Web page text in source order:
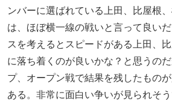
ンバーに選ばれている上田、比屋根
は、ほぼ横一線の戦いと言って良い
スを考えるとスピードがある上田、
に落ち着くのが良いかな？と思うの
プ、オープン戦で結果を残したもの
ある。非常に面白い争いが見られそう